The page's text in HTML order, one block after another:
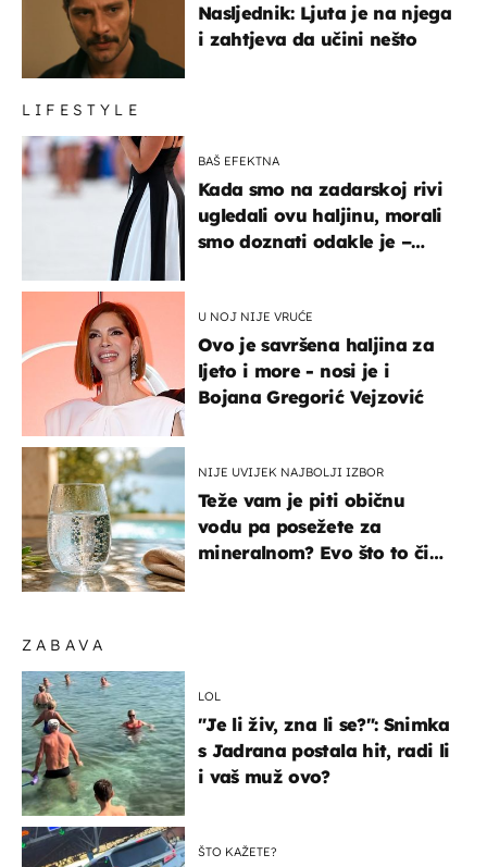
ZABAVA
LOL
"Je li živ, zna li se?": Snimka
s Jadrana postala hit, radi li
i vaš muž ovo?
ŠTO KAŽETE?
Nasljednik: Ljuta je na njega
i zahtjeva da učini nešto
LIFESTYLE
BAŠ EFEKTNA
Kada smo na zadarskoj rivi
ugledali ovu haljinu, morali
smo doznati odakle je –
U NOJ NIJE VRUĆE
Ovo je savršena haljina za
ljeto i more - nosi je i
Bojana Gregorić Vejzović
NIJE UVIJEK NAJBOLJI IZBOR
Teže vam je piti običnu
vodu pa posežete za
mineralnom? Evo što to čini